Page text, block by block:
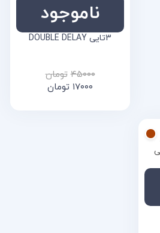
ناموجود
خرید کاندوم ایکس تاخیری
3تایی DOUBLE DELAY
۴۵۰۰۰ تومان
۱۷۰۰۰ تومان